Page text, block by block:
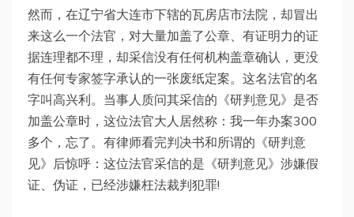
然而，在辽宁省大连市下辖的瓦房店市法院，却冒出
来这么一个法官，对大量加盖了公章、有证明力的证
据连理都不理，却采信没有任何机构盖章确认，更没
有任何专家签字承认的一张废纸定案。这名法官的名
字叫高兴利。当事人质问其采信的《研判意见》是否
加盖公章时，这位法官大人居然称：我一年办案300
多个，忘了。有律师看完判决书和所谓的《研判意
见》后惊呼：这位法官采信的是《研判意见》涉嫌假
证、伪证，已经涉嫌枉法裁判犯罪!